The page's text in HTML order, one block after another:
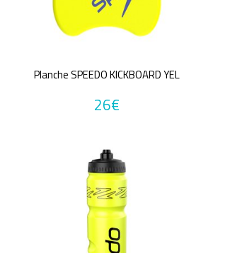
Planche SPEEDO KICKBOARD YEL
26€